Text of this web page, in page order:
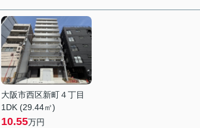
大阪市西区新町４丁目
1DK (29.44㎡)
10.55万円